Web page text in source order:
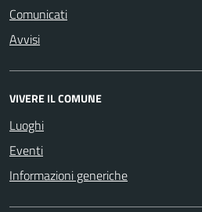
Comunicati
Avvisi
VIVERE IL COMUNE
Luoghi
Eventi
Informazioni generiche